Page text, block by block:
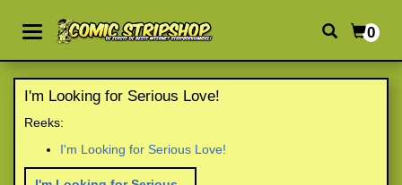
0
I'm Looking for Serious Love!
Reeks:
I'm Looking for Serious Love!